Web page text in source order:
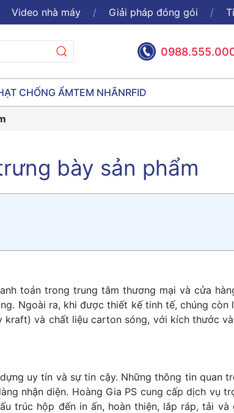
Video nhà máy Giải pháp đóng gói
CHỐNG ẨMTEM NHÃNRFID
bày sản phẩm
toán trong trung tâm thương mại và cửa
Ngoài ra, khi được thiết kế tinh tế, chúng còn
và chất liệu carton sóng, với kích thước
uy tín và sự tin cậy. Những thông tin quan
nhận diện. Hoàng Gia PS cung cấp dịch vụ
trúc hộp đến in ấn, hoàn thiện, lắp ráp, tải và